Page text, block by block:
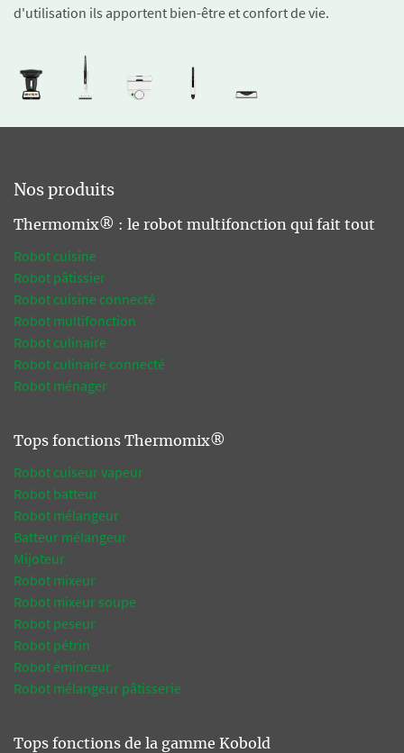
d'utilisation ils apportent bien-être et confort de vie.
Nos produits
Thermomix® : le robot multifonction qui fait tout
Robot cuisine
Robot pâtissier
Robot cuisine connecté
Robot multifonction
Robot culinaire
Robot culinaire connecté
Robot ménager
Tops fonctions Thermomix®
Robot cuiseur vapeur
Robot batteur
Robot mélangeur
Batteur mélangeur
Mijoteur
Robot mixeur
Robot mixeur soupe
Robot peseur
Robot pétrin
Robot éminceur
Robot mélangeur pâtisserie
Tops fonctions de la gamme Kobold